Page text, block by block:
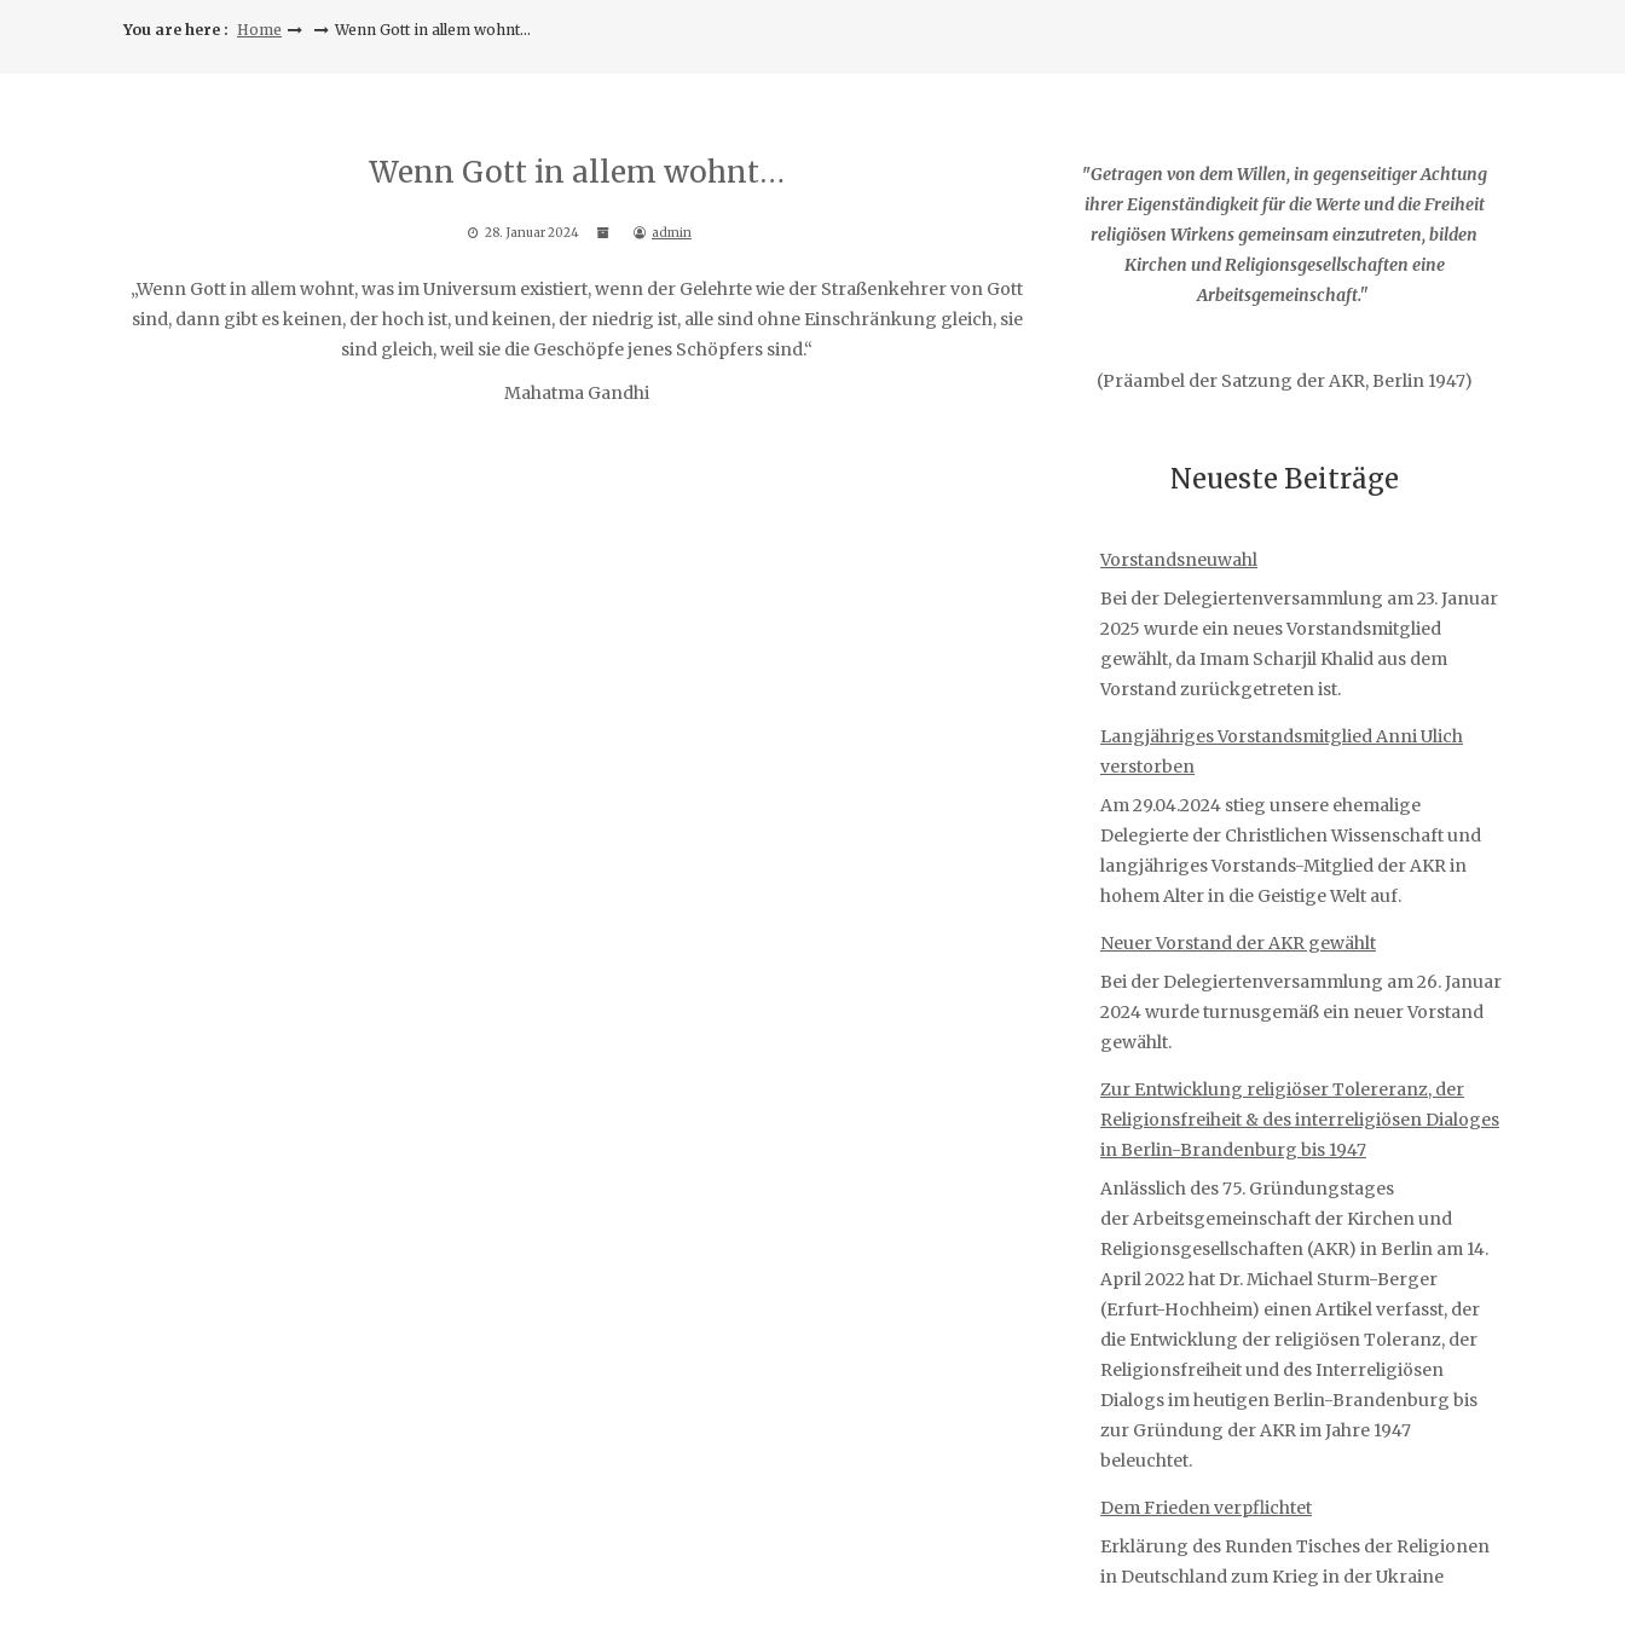
You are here : Home Wenn Gott in allem wohnt…
Wenn Gott in allem wohnt…
28. Januar 2024 admin
„Wenn Gott in allem wohnt, was im Universum existiert, wenn der Gelehrte wie der Straßenkehrer von Gott
sind, dann gibt es keinen, der hoch ist, und keinen, der niedrig ist, alle sind ohne Einschränkung gleich, sie
sind gleich, weil sie die Geschöpfe jenes Schöpfers sind.“
Mahatma Gandhi
"Getragen von dem Willen, in gegenseitiger Achtung
ihrer Eigenständigkeit für die Werte und die Freiheit
religiösen Wirkens gemeinsam einzutreten, bilden
Kirchen und Religionsgesellschaften eine
Arbeitsgemeinschaft."
(Präambel der Satzung der AKR, Berlin 1947)
Neueste Beiträge
Vorstandsneuwahl
Bei der Delegiertenversammlung am 23. Januar
2025 wurde ein neues Vorstandsmitglied
gewählt, da Imam Scharjil Khalid aus dem
Vorstand zurückgetreten ist.
Langjähriges Vorstandsmitglied Anni Ulich
verstorben
Am 29.04.2024 stieg unsere ehemalige
Delegierte der Christlichen Wissenschaft und
langjähriges Vorstands-Mitglied der AKR in
hohem Alter in die Geistige Welt auf.
Neuer Vorstand der AKR gewählt
Bei der Delegiertenversammlung am 26. Januar
2024 wurde turnusgemäß ein neuer Vorstand
gewählt.
Zur Entwicklung religiöser Tolereranz, der
Religionsfreiheit & des interreligiösen Dialoges
in Berlin-Brandenburg bis 1947
Anlässlich des 75. Gründungstages
der Arbeitsgemeinschaft der Kirchen und
Religionsgesellschaften (AKR) in Berlin am 14.
April 2022 hat Dr. Michael Sturm-Berger
(Erfurt-Hochheim) einen Artikel verfasst, der
die Entwicklung der religiösen Toleranz, der
Religionsfreiheit und des Interreligiösen
Dialogs im heutigen Berlin-Brandenburg bis
zur Gründung der AKR im Jahre 1947
beleuchtet.
Dem Frieden verpflichtet
Erklärung des Runden Tisches der Religionen
in Deutschland zum Krieg in der Ukraine